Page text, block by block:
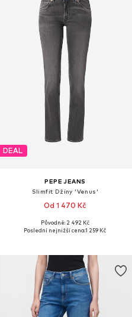
DEAL
PEPE JEANS
Slimfit Džíny 'Venus'
Od 1 470 Kč
Dostupné v mnoha velikostech
Původně: 2 492 Kč
Poslední nejnižší cena:1 259 Kč